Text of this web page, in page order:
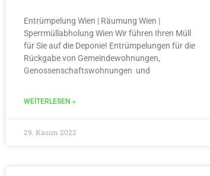
Entrümpelung Wien | Räumung Wien |
Sperrmüllabholung Wien Wir führen Ihren Müll
für Sie auf die Deponie! Entrümpelungen für die
Rückgabe von Gemeindewohnungen,
Genossenschaftswohnungen und
WEITERLESEN »
29. Kasım 2022